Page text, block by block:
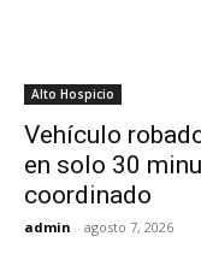
Alto Hospicio
Vehículo
en solo 30
coordinado
admin - agosto 7, 2026